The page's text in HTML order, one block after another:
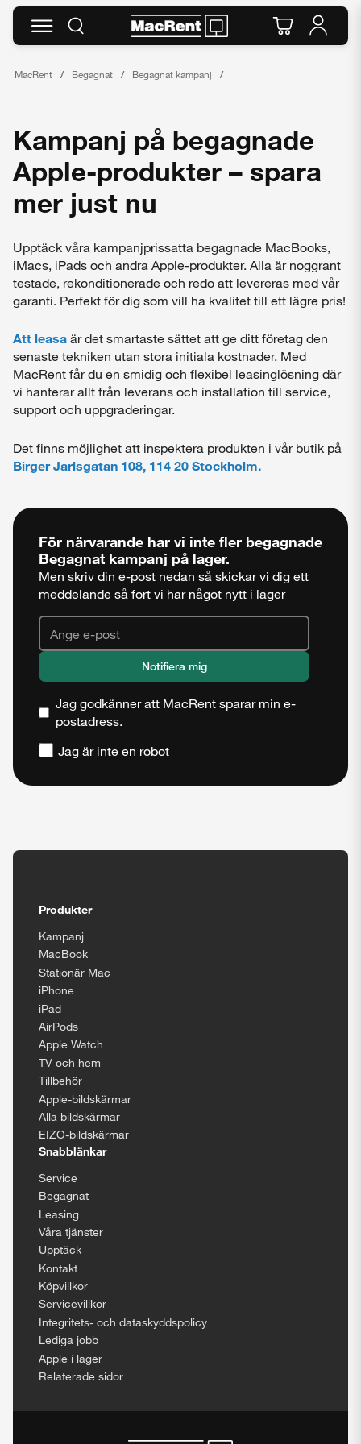
MacRent Begagnat Begagnat kampanj
Kampanj på begagnade
Apple-produkter – spara
mer just nu
Upptäck våra kampanjprissatta begagnade MacBooks,
iMacs, iPads och andra Apple-produkter. Alla är noggrant
testade, rekonditionerade och redo att levereras med vår
garanti. Perfekt för dig som vill ha kvalitet till ett lägre pris!
Att leasa är det smartaste sättet att ge ditt företag den
senaste tekniken utan stora initiala kostnader. Med
MacRent får du en smidig och flexibel leasinglösning där
vi hanterar allt från leverans och installation till service,
support och uppgraderingar.
Det finns möjlighet att inspektera produkten i vår butik på
Birger Jarlsgatan 108, 114 20 Stockholm.
För närvarande har vi inte fler begagnade
Begagnat kampanj på lager.
Men skriv din e-post nedan så skickar vi dig ett
meddelande så fort vi har något nytt i lager
Jag godkänner att MacRent sparar min e-
postadress.
Jag är inte en robot
Produkter
Kampanj
MacBook
Stationär Mac
iPhone
iPad
AirPods
Apple Watch
TV och hem
Tillbehör
Apple-bildskärmar
Alla bildskärmar
EIZO-bildskärmar
Snabblänkar
Service
Begagnat
Leasing
Våra tjänster
Upptäck
Kontakt
Köpvillkor
Servicevillkor
Integritets- och dataskyddspolicy
Lediga jobb
Apple i lager
Relaterade sidor